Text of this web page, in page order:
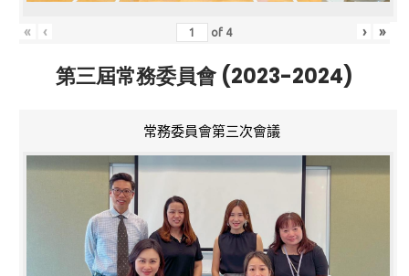
« ‹ of 4 › »
第三屆常務委員會 (2023-2024)
常務委員會第三次會議